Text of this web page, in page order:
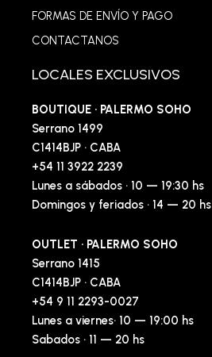
FORMAS DE ENVÍO Y PAGO
CONTACTANOS
LOCALES EXCLUSIVOS
BOUTIQUE · PALERMO SOHO
Serrano 1499
C1414BJP · CABA
+54 11 3922 2239
Lunes a sábados · 10 — 19:30 hs
Domingos y feriados · 14 — 20 hs
OUTLET · PALERMO SOHO
Serrano 1415
C1414BJP · CABA
+54 9 11 2293-0027
Lunes a viernes· 10 — 19:00 hs
Sabados · 11 — 20 hs